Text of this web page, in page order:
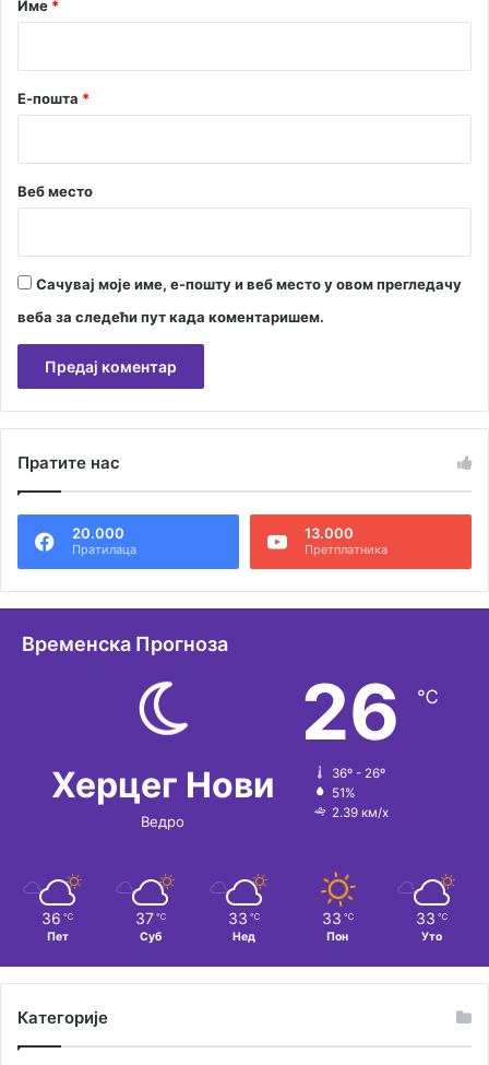
х
Име *
Е-пошта *
Веб место
Сачувај моје име, е-пошту и веб место у овом прегледачу
веба за следећи пут када коментаришем.
т
н
т
Пратите нас
20.000
Пратилаца
13.000
Претплатника
Временска Прогноза
Херцег Нови
Ведро
26 ℃
36º - 26º
51%
2.39 км/х
36 ℃
Пет
37 ℃
Суб
33 ℃
Нед
33 ℃
Пон
33 ℃
Уто
Категорије